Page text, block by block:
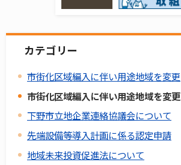
カテゴリー
市街化区域編入に伴い用途地域を変更
市街化区域編入に伴い用途地域を変更
下野市立地企業連絡協議会について
先端設備等導入計画に係る認定申請
地域未来投資促進法について